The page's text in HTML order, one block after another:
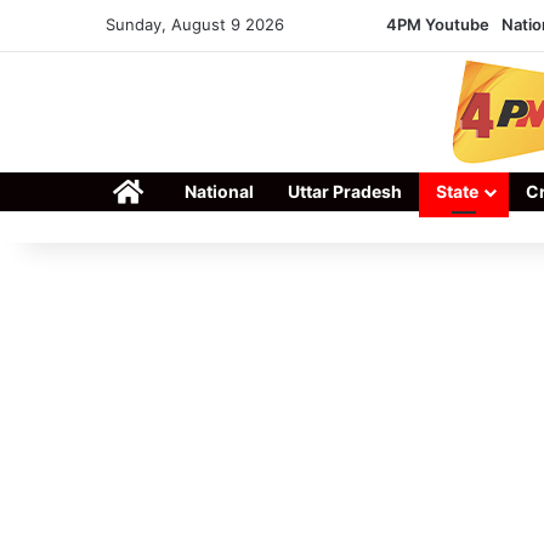
Sunday, August 9 2026 4PM Youtube
HomeNational Uttar Pradesh State